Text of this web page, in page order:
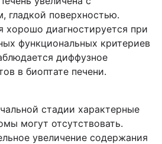
гладкой поверхностью.
диагностируется при
функциональных критериев
диффузное
в биоптате печени.
стадии характерные
могут отсутствовать.
увеличение содержания